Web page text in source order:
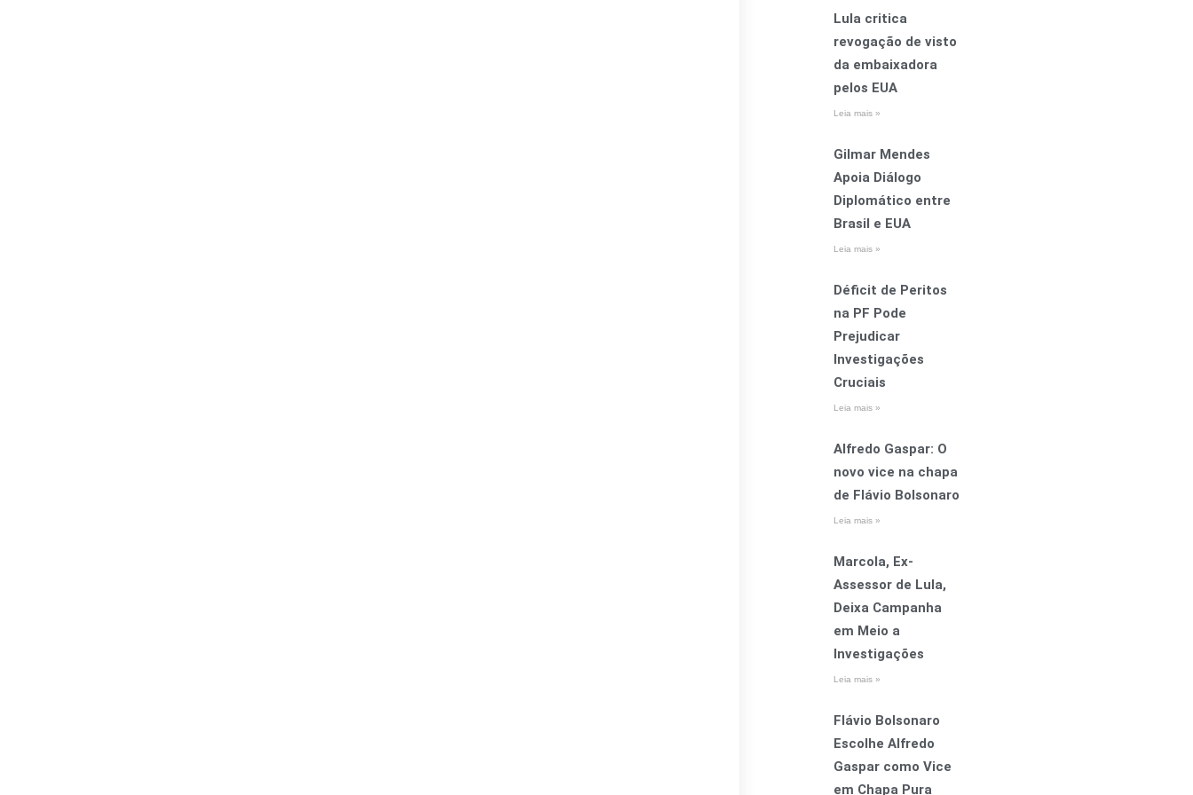
Lula critica
revogação de visto
da embaixadora
pelos EUA
Leia mais »
Gilmar Mendes
Apoia Diálogo
Diplomático entre
Brasil e EUA
Leia mais »
Déficit de Peritos
na PF Pode
Prejudicar
Investigações
Cruciais
Leia mais »
Alfredo Gaspar: O
novo vice na chapa
de Flávio Bolsonaro
Leia mais »
Marcola, Ex-
Assessor de Lula,
Deixa Campanha
em Meio a
Investigações
Leia mais »
Flávio Bolsonaro
Escolhe Alfredo
Gaspar como Vice
em Chapa Pura